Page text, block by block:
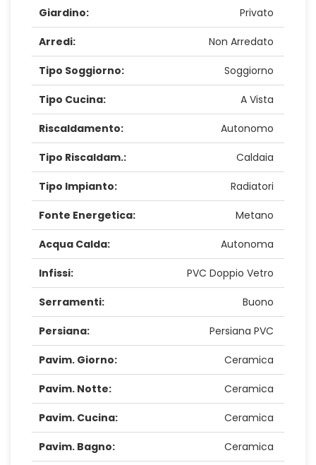
Giardino: Privato
Arredi: Non Arredato
Tipo Soggiorno: Soggiorno
Tipo Cucina: A Vista
Riscaldamento: Autonomo
Tipo Riscaldam.: Caldaia
Tipo Impianto: Radiatori
Fonte Energetica: Metano
Acqua Calda: Autonoma
Infissi: PVC Doppio Vetro
Serramenti: Buono
Persiana: Persiana PVC
Pavim. Giorno: Ceramica
Pavim. Notte: Ceramica
Pavim. Cucina: Ceramica
Pavim. Bagno: Ceramica